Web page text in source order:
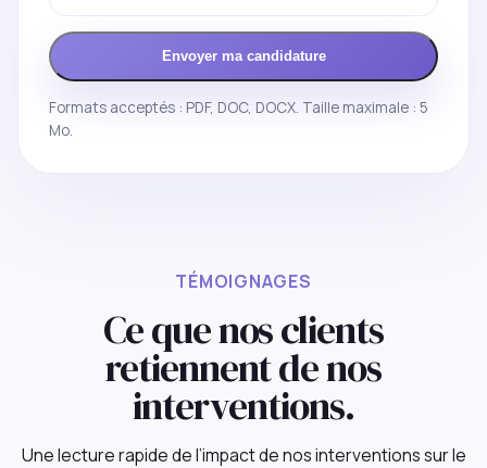
Envoyer ma candidature
Formats acceptés : PDF, DOC, DOCX. Taille maximale : 5
Mo.
TÉMOIGNAGES
Ce que nos clients
retiennent de nos
interventions.
Une lecture rapide de l’impact de nos interventions sur le